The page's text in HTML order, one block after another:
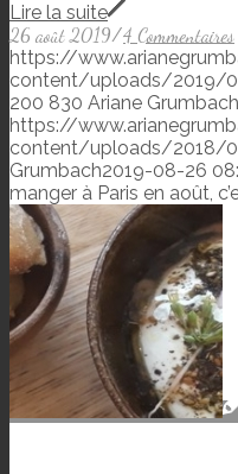
Lire la suite
26 août 2019/4 Commentaires
https://
content/uploads/2019/
200 830 Ariane Grumbach
https://
content/uploads/2018/
Grumbach2019-08-26
manger à Paris en août,